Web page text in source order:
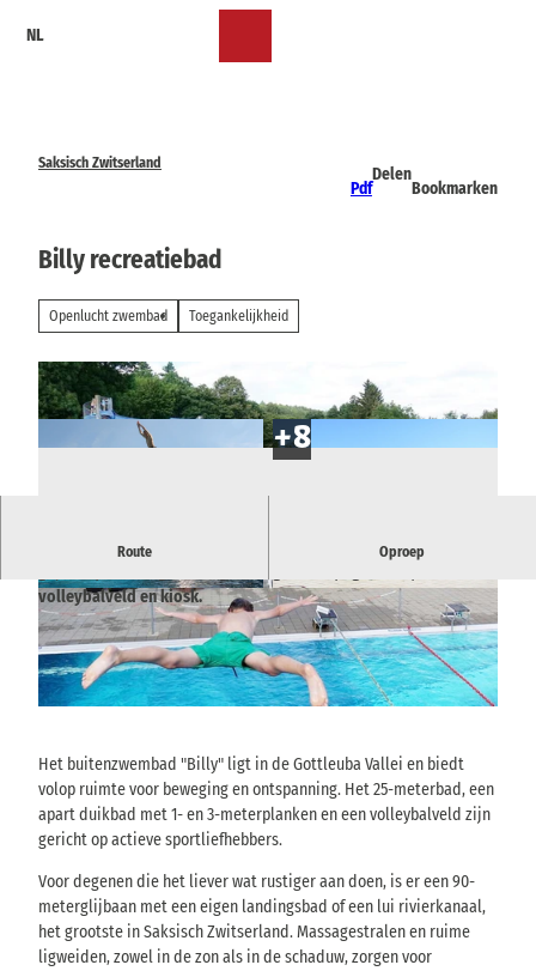
NL
Saksisch Zwitserland
Pdf
Delen
Bookmarken
Billy recreatiebad
Openlucht zwembad Toegankelijkheid
© viawww.saechsische-schweiz.de, PTV |
CC-BY-SA
© Stadt Bad Gottleuba-Berggießhübel | AI-ge
optimaliseerd |CC-BY-SA
Route Oproep
Openluchtzwembad met 25-meterbad, duiktoren, 90-meter
volleybalveld en kiosk.
Het buitenzwembad "Billy" ligt in de Gottleuba Vallei en biedt
volop ruimte voor beweging en ontspanning. Het 25-meterbad, een
apart duikbad met 1- en 3-meterplanken en een volleybalveld zijn
gericht op actieve sportliefhebbers.
Voor degenen die het liever wat rustiger aan doen, is er een 90-
meterglijbaan met een eigen landingsbad of een lui rivierkanaal,
het grootste in Saksisch Zwitserland. Massagestralen en ruime
ligweiden, zowel in de zon als in de schaduw, zorgen voor